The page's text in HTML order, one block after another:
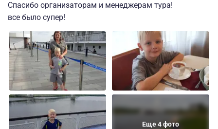
Спасибо организаторам и менеджерам тура!
все было супер!
Еще 4 фото